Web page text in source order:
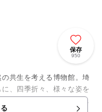
保存
950
共生を考える博物館。埼
、四季折々、様々な姿を
今でこそ内陸県として知